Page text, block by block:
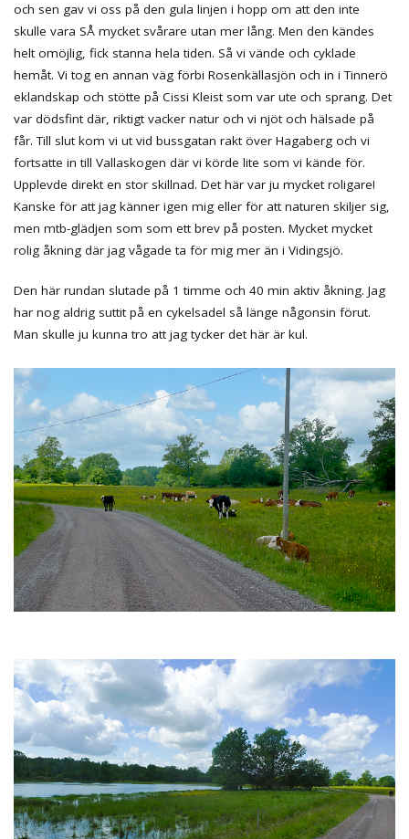
och sen gav vi oss på den gula linjen i hopp om att den inte
skulle vara SÅ mycket svårare utan mer lång. Men den kändes
helt omöjlig, fick stanna hela tiden. Så vi vände och cyklade
hemåt. Vi tog en annan väg förbi Rosenkällasjön och in i Tinnerö
eklandskap och stötte på Cissi Kleist som var ute och sprang. Det
var dödsfint där, riktigt vacker natur och vi njöt och hälsade på
får. Till slut kom vi ut vid bussgatan rakt över Hagaberg och vi
fortsatte in till Vallaskogen där vi körde lite som vi kände för.
Upplevde direkt en stor skillnad. Det här var ju mycket roligare!
Kanske för att jag känner igen mig eller för att naturen skiljer sig,
men mtb-glädjen som som ett brev på posten. Mycket mycket
rolig åkning där jag vågade ta för mig mer än i Vidingsjö.
Den här rundan slutade på 1 timme och 40 min aktiv åkning. Jag
har nog aldrig suttit på en cykelsadel så länge någonsin förut.
Man skulle ju kunna tro att jag tycker det här är kul.